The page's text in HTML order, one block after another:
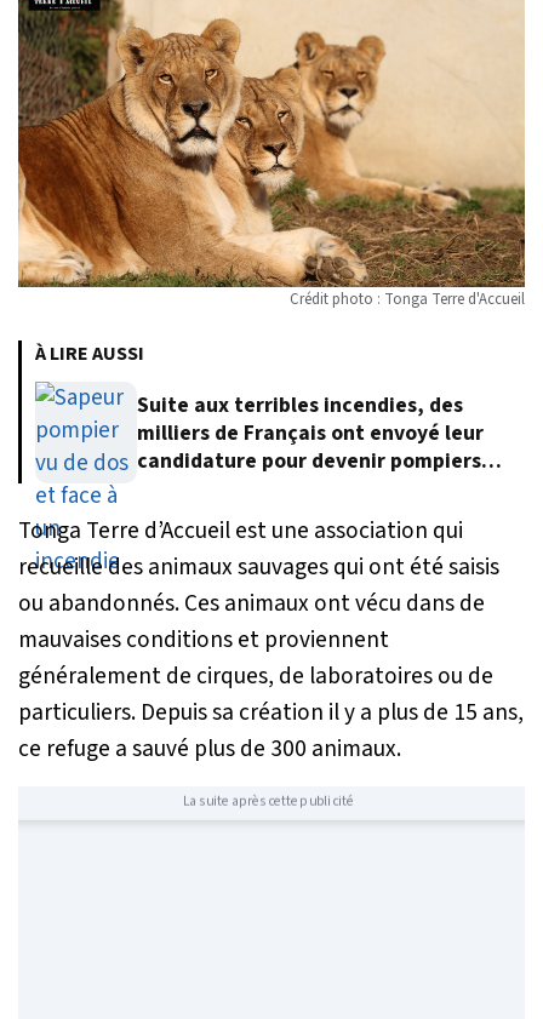
Crédit photo : Tonga Terre d'Accueil
À LIRE AUSSI
Suite aux terribles incendies, des
milliers de Français ont envoyé leur
candidature pour devenir pompiers
Tonga Terre d’Accueil est une association qui
recueille des animaux sauvages qui ont été saisis
ou abandonnés. Ces animaux ont vécu dans de
mauvaises conditions et proviennent
généralement de cirques, de laboratoires ou de
particuliers. Depuis sa création il y a plus de 15 ans,
ce refuge a sauvé plus de 300 animaux.
La suite après cette publicité